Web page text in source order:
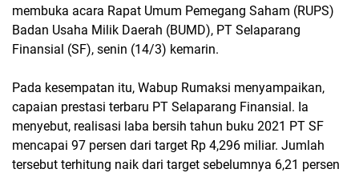
membuka acara Rapat Umum Pemegang Saham (RUPS)
Badan Usaha Milik Daerah (BUMD), PT Selaparang
Finansial (SF), senin (14/3) kemarin.
Pada kesempatan itu, Wabup Rumaksi menyampaikan,
capaian prestasi terbaru PT Selaparang Finansial. Ia
menyebut, realisasi laba bersih tahun buku 2021 PT SF
mencapai 97 persen dari target Rp 4,296 miliar. Jumlah
tersebut terhitung naik dari target sebelumnya 6,21 persen